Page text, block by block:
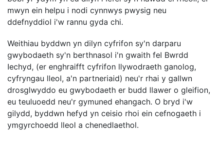
mwyn ein helpu i nodi cynnwys pwysig neu
ddefnyddiol i'w rannu gyda chi.
Weithiau byddwn yn dilyn cyfrifon sy'n darparu
gwybodaeth sy'n berthnasol i'n gwaith fel Bwrdd
Iechyd, (er enghraifft cyfrifon llywodraeth ganolog,
cyfryngau lleol, a'n partneriaid) neu'r rhai y gallwn
drosglwyddo eu gwybodaeth er budd llawer o gleifion,
eu teuluoedd neu'r gymuned ehangach. O bryd i'w
gilydd, byddwn hefyd yn ceisio rhoi ein cefnogaeth i
ymgyrchoedd lleol a chenedlaethol.